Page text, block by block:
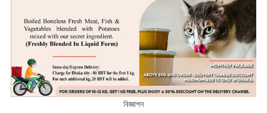
বিজ্ঞাপন